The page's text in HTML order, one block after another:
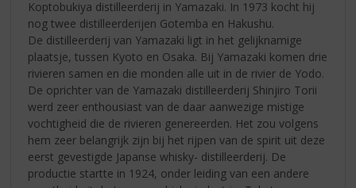
Koptobukiya distilleerderij in Yamazaki. In 1973 kocht hij
nog twee distilleerderijen Gotemba en Hakushu.
De distilleerderij van Yamazaki ligt in het gelijknamige
plaatsje, tussen Kyoto en Osaka. Bij Yamazaki komen drie
rivieren samen en die monden alle uit in de rivier de Yodo.
De oprichter van de Yamazaki distilleerderij Shinjiro Torii
werd zeer enthousiast van de daar aanwezige mistige
vochtigheid die de rivieren genereerden. Het zou volgens
hem zeer belangrijk zijn bij het rijpen van de spirit uit deze
eerst gevestigde Japanse whisky- distilleerderij. De
productie startte in 1924, onder leiding van een andere